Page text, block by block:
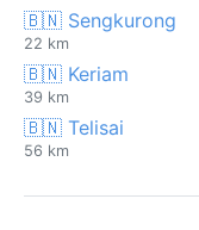
🇧🇳 Sengkurong
22 km
🇧🇳 Keriam
39 km
🇧🇳 Telisai
56 km